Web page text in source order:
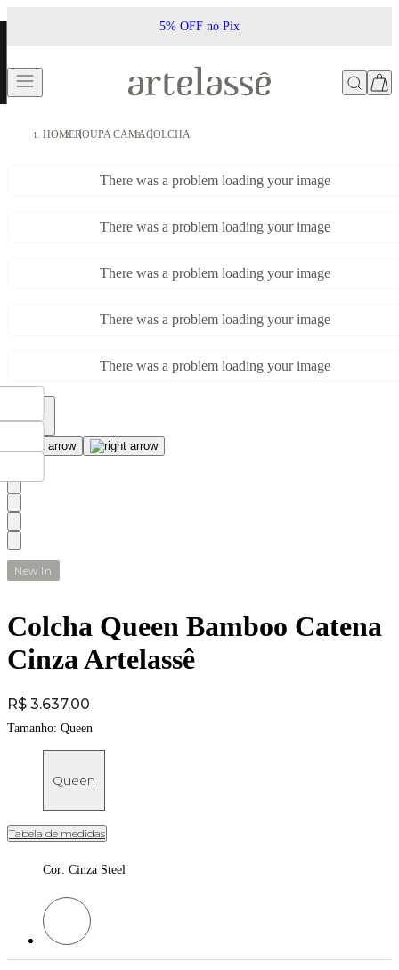
5% OFF no Pix
HOMEROUPA CAMACOLCHA
There was a problem loading your image
There was a problem loading your image
There was a problem loading your image
There was a problem loading your image
There was a problem loading your image
New In
Colcha Queen Bamboo Catena
Cinza Artelassê
Price:
R$ 3.637,00
Tamanho: Queen
Queen
Tabela de medidas
Cor: Cinza Steel
Cor: Cinza Steel